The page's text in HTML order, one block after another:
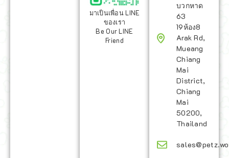
มาเป็นเพื่อน LINE
ของเรา
Be Our LINE
Friend
บวกหาด
63
19ห้อง8
Arak Rd,
Mueang
Chiang
Mai
District,
Chiang
Mai
50200,
Thailand